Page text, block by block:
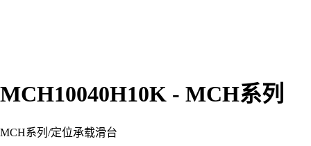
MCH10040H10K - MCH系列
MCH系列 /定位承载滑台